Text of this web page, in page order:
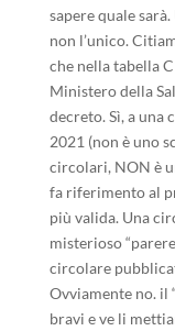
sapere quale
non l’unico.
che nella tabella
Ministero della
decreto. Sì, a una
2021 (non è uno
circolari, NON è
fa riferimento al
più valida. Una
misterioso
circolare
Ovviamente no. il
bravi e ve li